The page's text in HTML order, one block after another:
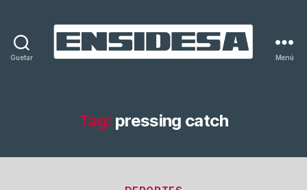
Guetar Menú
Tag: pressing catch